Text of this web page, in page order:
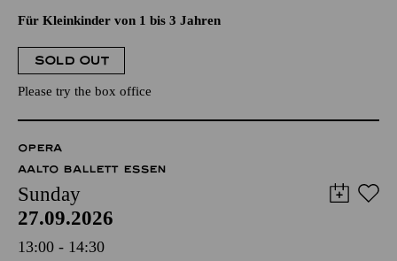
Für Kleinkinder von 1 bis 3 Jahren
SOLD OUT
Please try the box office
OPERA
AALTO BALLETT ESSEN
Sunday
27.09.2026
13:00 - 14:30